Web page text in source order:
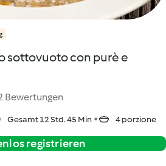
sottovuoto con purè e
Bewertungen
Gesamt 12 Std. 45 Min 4 porzione
registrieren